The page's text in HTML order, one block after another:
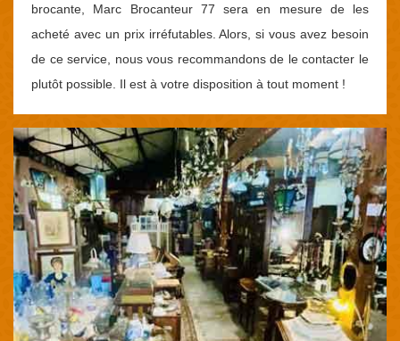
brocante, Marc Brocanteur 77 sera en mesure de les
acheté avec un prix irréfutables. Alors, si vous avez besoin
de ce service, nous vous recommandons de le contacter le
plutôt possible. Il est à votre disposition à tout moment !